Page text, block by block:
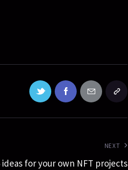
NEXT
ideas for your own NFT projects